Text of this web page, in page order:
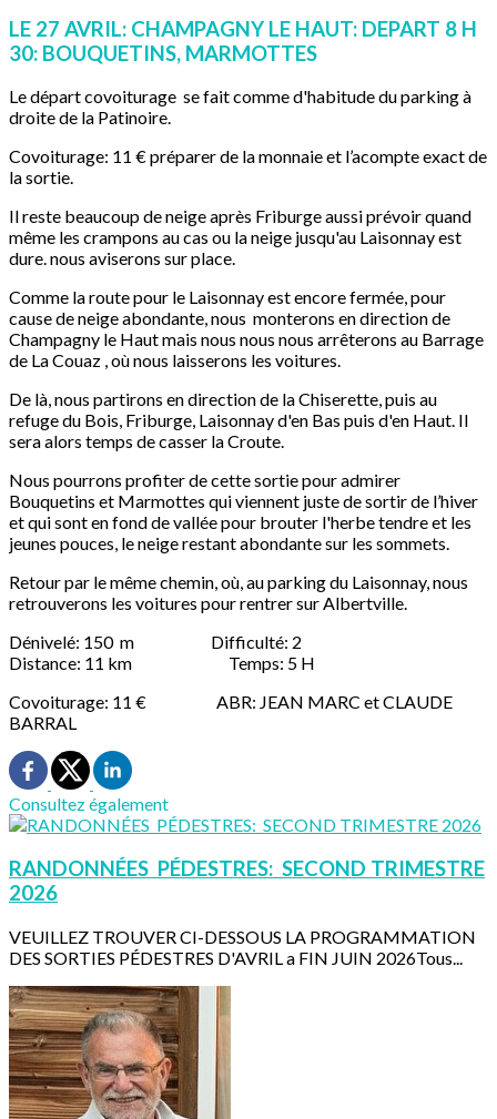
LE 27 AVRIL: CHAMPAGNY LE HAUT: DEPART 8 H
30: BOUQUETINS, MARMOTTES
Le départ covoiturage se fait comme d'habitude du parking à
droite de la Patinoire.
Covoiturage: 11 € préparer de la monnaie et l’acompte exact de
la sortie.
Il reste beaucoup de neige après Friburge aussi prévoir quand
même les crampons au cas ou la neige jusqu'au Laisonnay est
dure. nous aviserons sur place.
Comme la route pour le Laisonnay est encore fermée, pour
cause de neige abondante, nous monterons en direction de
Champagny le Haut mais nous nous nous arrêterons au Barrage
de La Couaz , où nous laisserons les voitures.
De là, nous partirons en direction de la Chiserette, puis au
refuge du Bois, Friburge, Laisonnay d'en Bas puis d'en Haut. Il
sera alors temps de casser la Croute.
Nous pourrons profiter de cette sortie pour admirer
Bouquetins et Marmottes qui viennent juste de sortir de l’hiver
et qui sont en fond de vallée pour brouter l'herbe tendre et les
jeunes pouces, le neige restant abondante sur les sommets.
Retour par le même chemin, où, au parking du Laisonnay, nous
retrouverons les voitures pour rentrer sur Albertville.
Dénivelé: 150 m Difficulté: 2
Distance: 11 km Temps: 5 H
Covoiturage: 11 € ABR: JEAN MARC et CLAUDE
BARRAL
Consultez également
RANDONNÉES PÉDESTRES: SECOND TRIMESTRE
2026
VEUILLEZ TROUVER CI-DESSOUS LA PROGRAMMATION
DES SORTIES PÉDESTRES D'AVRIL a FIN JUIN 2026Tous...